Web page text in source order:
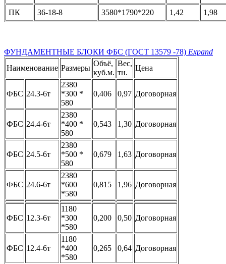
ПК
36-18-8 3580*1790*220 1,42 1,98
ФУНДАМЕНТНЫЕ БЛОКИ ФБС (ГОСТ 13579 -78) Expand
Наименование Размеры
Объё,
куб.м.
Вес,
тн.
Цена
ФБС 24.3-6т
2380
*300 *
580
0,406 0,97 Договорная
ФБС 24.4-6т
2380
*400 *
580
0,543 1,30 Договорная
ФБС 24.5-6т
2380
*500 *
580
0,679 1,63 Договорная
ФБС 24.6-6т
2380
*600
*580
0,815 1,96 Договорная
ФБС 12.3-6т
1180
*300
*580
0,200 0,50 Договорная
ФБС 12.4-6т
1180
*400
*580
0,265 0,64 Договорная